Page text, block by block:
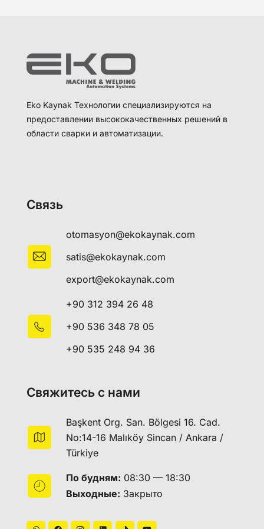
Eko Kaynak Технологии специализируются на
предоставлении высококачественных решений в
области сварки и автоматизации.
Связь
otomasyon@ekokaynak.com
satis@ekokaynak.com
export@ekokaynak.com
+90 312 394 26 48
+90 536 348 78 05
+90 535 248 94 36
Свяжитесь с нами
Başkent Org. San. Bölgesi 16. Cad.
No:14-16 Malıköy Sincan / Ankara /
Türkiye
По будням: 08:30 — 18:30
Выходные: Закрыто